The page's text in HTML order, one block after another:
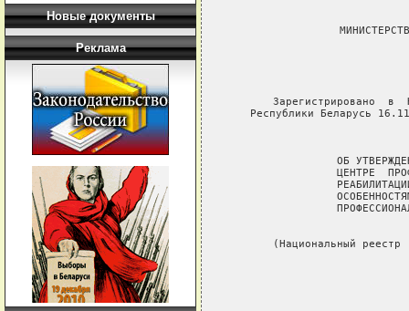
Новые документы
Реклама
Зарегистрировано  в
Республики Беларусь
ОБ
ЦЕНТРЕ
(Национальный реестр